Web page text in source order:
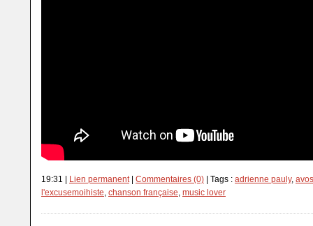
19:31 | Lien permanent | Commentaires (0) | Tags : adrienne pauly,
l'excusemoihiste chanson française music lover